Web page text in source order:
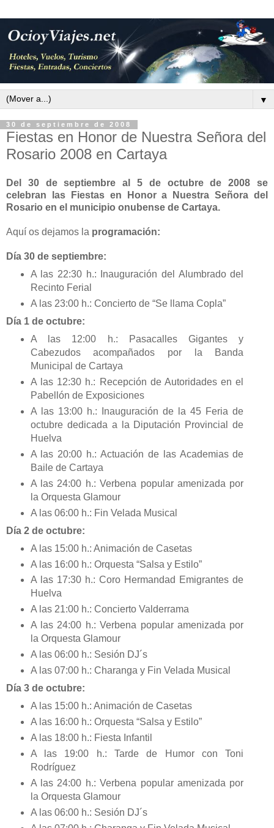
▼
30 de septiembre de 2008
Fiestas en Honor de Nuestra Señora del
Rosario 2008 en Cartaya
Del 30 de septiembre al 5 de octubre de 2008 se
celebran las Fiestas en Honor a Nuestra Señora del
Rosario en el municipio onubense de Cartaya.
Aquí os dejamos la programación:
Día 30 de septiembre:
A las 22:30 h.: Inauguración del Alumbrado del
Recinto Ferial
A las 23:00 h.: Concierto de “Se llama Copla”
Día 1 de octubre:
A las 12:00 h.: Pasacalles Gigantes y
Cabezudos acompañados por la Banda
Municipal de Cartaya
A las 12:30 h.: Recepción de Autoridades en el
Pabellón de Exposiciones
A las 13:00 h.: Inauguración de la 45 Feria de
octubre dedicada a la Diputación Provincial de
Huelva
A las 20:00 h.: Actuación de las Academias de
Baile de Cartaya
A las 24:00 h.: Verbena popular amenizada por
la Orquesta Glamour
A las 06:00 h.: Fin Velada Musical
Día 2 de octubre:
A las 15:00 h.: Animación de Casetas
A las 16:00 h.: Orquesta “Salsa y Estilo”
A las 17:30 h.: Coro Hermandad Emigrantes de
Huelva
A las 21:00 h.: Concierto Valderrama
A las 24:00 h.: Verbena popular amenizada por
la Orquesta Glamour
A las 06:00 h.: Sesión DJ´s
A las 07:00 h.: Charanga y Fin Velada Musical
Día 3 de octubre:
A las 15:00 h.: Animación de Casetas
A las 16:00 h.: Orquesta “Salsa y Estilo”
A las 18:00 h.: Fiesta Infantil
A las 19:00 h.: Tarde de Humor con Toni
Rodríguez
A las 24:00 h.: Verbena popular amenizada por
la Orquesta Glamour
A las 06:00 h.: Sesión DJ´s